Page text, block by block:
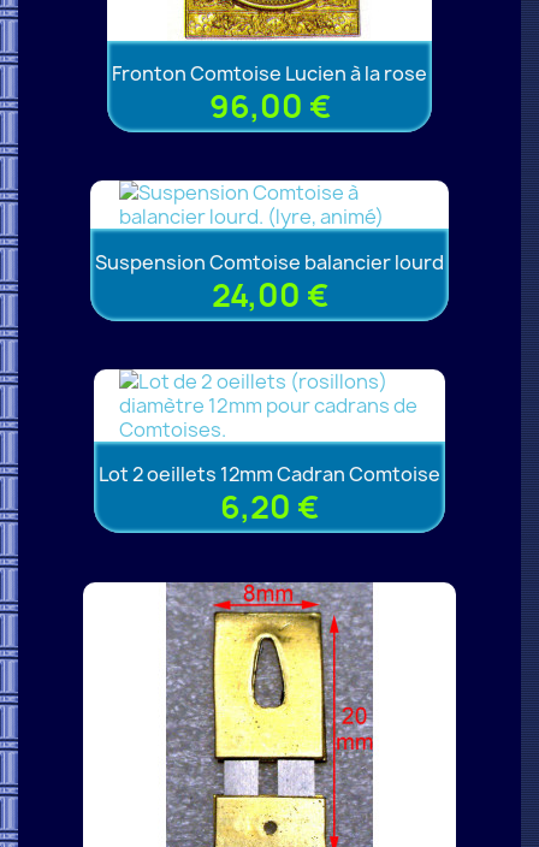
Fronton Comtoise Lucien à la rose
96,00 €
Suspension Comtoise balancier lourd
24,00 €
Lot 2 oeillets 12mm Cadran Comtoise
6,20 €